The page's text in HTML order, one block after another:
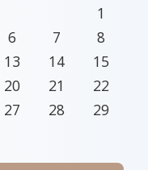
1
6 7
8
13 14
15
20 21
22
27 28
29